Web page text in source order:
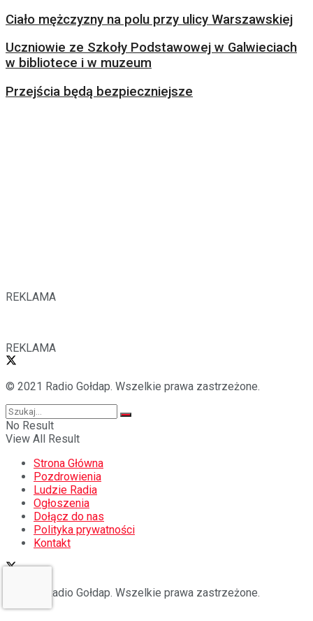
Ciało mężczyzny na polu przy ulicy Warszawskiej
Uczniowie ze Szkoły Podstawowej w Galwieciach
w bibliotece i w muzeum
Przejścia będą bezpieczniejsze
REKLAMA
REKLAMA
© 2021 Radio Gołdap. Wszelkie prawa zastrzeżone.
No Result
View All Result
Strona Główna
Pozdrowienia
Ludzie Radia
Ogłoszenia
Dołącz do nas
Polityka prywatności
Kontakt
© 2021 Radio Gołdap. Wszelkie prawa zastrzeżone.